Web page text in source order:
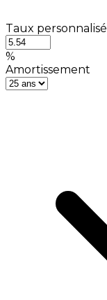
Taux personnalisé
%
Amortissement